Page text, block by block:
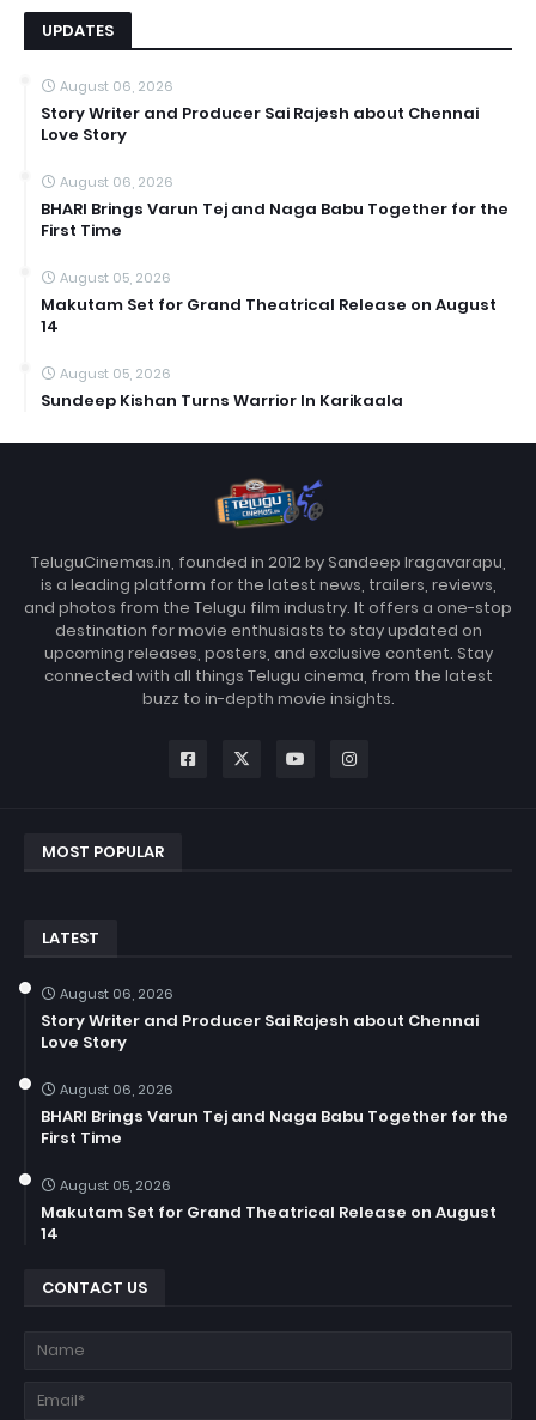
UPDATES
August 06, 2026
Story Writer and Producer Sai Rajesh about Chennai
Love Story
August 06, 2026
BHARI Brings Varun Tej and Naga Babu Together for the
First Time
August 05, 2026
Makutam Set for Grand Theatrical Release on August
14
August 05, 2026
Sundeep Kishan Turns Warrior In Karikaala
TeluguCinemas.in, founded in 2012 by Sandeep Iragavarapu,
is a leading platform for the latest news, trailers, reviews,
and photos from the Telugu film industry. It offers a one-stop
destination for movie enthusiasts to stay updated on
upcoming releases, posters, and exclusive content. Stay
connected with all things Telugu cinema, from the latest
buzz to in-depth movie insights.
MOST POPULAR
LATEST
August 06, 2026
Story Writer and Producer Sai Rajesh about Chennai
Love Story
August 06, 2026
BHARI Brings Varun Tej and Naga Babu Together for the
First Time
August 05, 2026
Makutam Set for Grand Theatrical Release on August
14
CONTACT US